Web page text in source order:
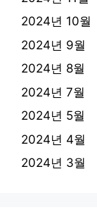
2024년 10월
2024년 9월
2024년 8월
2024년 7월
2024년 5월
2024년 4월
2024년 3월